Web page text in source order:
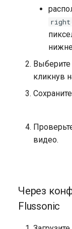
Widevine DRMright
кликнув
видео.
Через
Flussonic